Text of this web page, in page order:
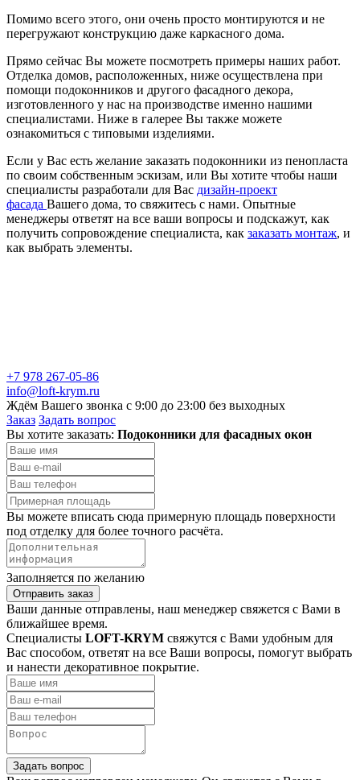
Помимо всего этого, они очень просто монтируются и не
перегружают конструкцию даже каркасного дома.
Прямо сейчас Вы можете посмотреть примеры наших работ.
Отделка домов, расположенных, ниже осуществлена при
помощи подоконников и другого фасадного декора,
изготовленного у нас на производстве именно нашими
специалистами. Ниже в галерее Вы также можете
ознакомиться с типовыми изделиями.
Если у Вас есть желание заказать подоконники из пенопласта
по своим собственным эскизам, или Вы хотите чтобы наши
специалисты разработали для Вас дизайн-проект
фасада Вашего дома, то свяжитесь с нами. Опытные
менеджеры ответят на все ваши вопросы и подскажут, как
получить сопровождение специалиста, как заказать монтаж, и
как выбрать элементы.
+7 978 267-05-86
info@loft-krym.ru
Ждём Вашего звонка с 9:00 до 23:00 без выходных
Заказ Задать вопрос
Вы хотите заказать: Подоконники для фасадных окон
Вы можете вписать сюда примерную площадь поверхности
под отделку для более точного расчёта.
Заполняется по желанию
Отправить заказ
Ваши данные отправлены, наш менеджер свяжется с Вами в
ближайшее время.
Специалисты LOFT-KRYM свяжутся с Вами удобным для
Вас способом, ответят на все Ваши вопросы, помогут выбрать
и нанести декоративное покрытие.
Задать вопрос